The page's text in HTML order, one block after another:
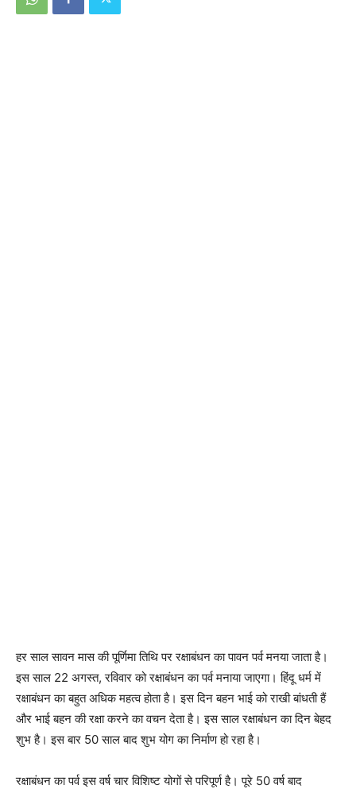
हर साल सावन मास की पूर्णिमा तिथि पर रक्षाबंधन का पावन पर्व मनया जाता है।
इस साल 22 अगस्त, रविवार को रक्षाबंधन का पर्व मनाया जाएगा। हिंदू धर्म में
रक्षाबंधन का बहुत अधिक महत्व होता है। इस दिन बहन भाई को राखी बांधती हैं
और भाई बहन की रक्षा करने का वचन देता है। इस साल रक्षाबंधन का दिन बेहद
शुभ है। इस बार 50 साल बाद शुभ योग का निर्माण हो रहा है।
रक्षाबंधन का पर्व इस वर्ष चार विशिष्ट योगों से परिपूर्ण है। पूरे 50 वर्ष बाद